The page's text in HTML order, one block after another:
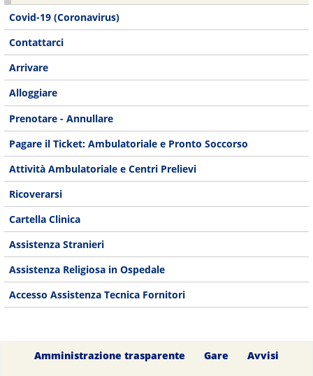
Covid-19 (Coronavirus)
Contattarci
Arrivare
Alloggiare
Prenotare - Annullare
Pagare il Ticket: Ambulatoriale e Pronto Soccorso
Attività Ambulatoriale e Centri Prelievi
Ricoverarsi
Cartella Clinica
Assistenza Stranieri
Assistenza Religiosa in Ospedale
Accesso Assistenza Tecnica Fornitori
Amministrazione trasparente Gare Avvisi